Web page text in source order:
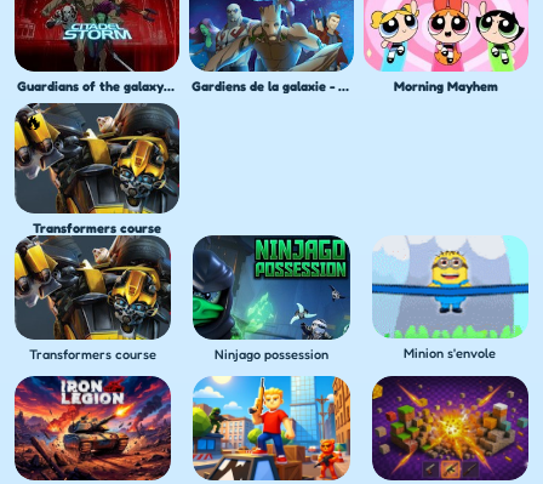
Guardians of the galaxy Citadel storm Gardiens de la galaxie - Course galactique Morning Mayhem
Transformers course
Transformers course Ninjago possession Minion s'envole